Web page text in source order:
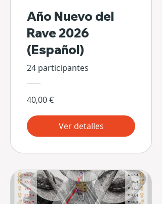
Año Nuevo del
Rave 2026
(Español)
24 participantes
40,00 €
Ver detalles